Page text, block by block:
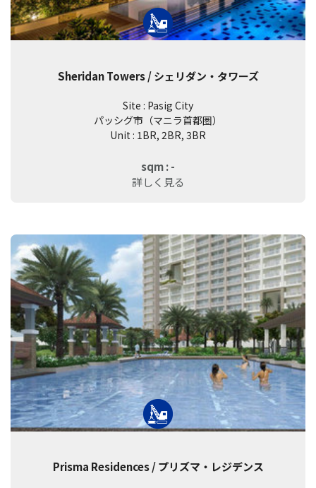
Sheridan Towers / シェリダン・タワーズ
Site : Pasig City
パッシグ市（マニラ首都圏）
Unit : 1BR, 2BR, 3BR
sqm : -
詳しく見る
Prisma Residences / プリズマ・レジデンス